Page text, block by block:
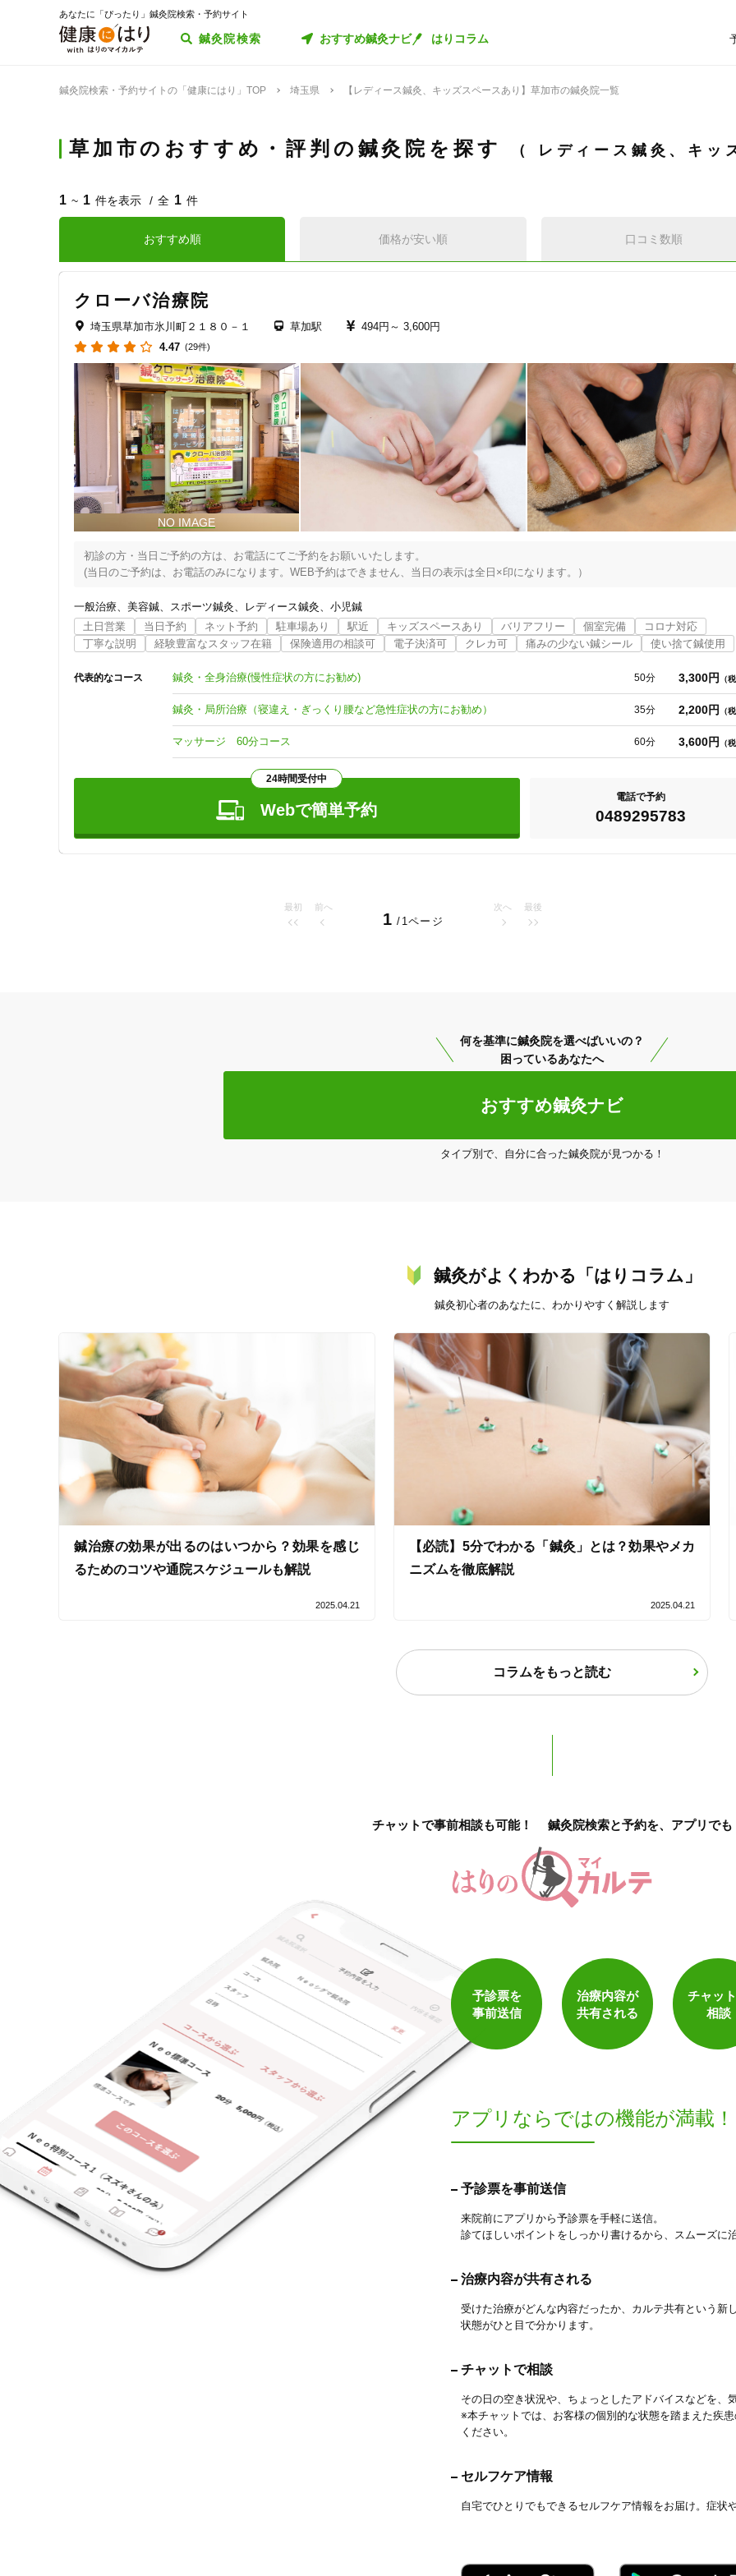
あなたに「ぴったり」鍼灸院検索・予約サイト
鍼灸院検索 おすすめ鍼灸ナビ はりコラム
鍼灸院検索・予約サイトの「健康にはり」TOP 埼玉県 【レディース鍼灸、キッズスペースあり】草加市の鍼灸院一覧
草加市のおすすめ・評判の鍼灸院を探す レディース鍼灸、キッ
設備の特徴
キッズスペースあり バリアフリー 個室完備
女性向けの特徴
女性スタッフ在籍
接客・サービスの特徴
コロナ対応 オンラインサポートあり 丁寧な説明
使い捨て鍼使用 トライアルコースあり
1 ~ 1 件を表示 全 1 件
おすすめ順 価格が安い順 口コミ数順
クローバ治療院
埼玉県草加市氷川町２１８０－１ 草加駅 494円～ 3,600円
4.47 (29件)
初診の方・当日ご予約の方は、お電話にてご予約をお願いいたします。
一般治療 美容鍼 スポーツ鍼灸 レディース鍼灸
小児鍼
土日営業
当日予約 ネット予約 駐車場あり 駅近 キッズスペースあり バリアフリー 個室完備
コロナ対応
丁寧な説明
経験豊富なスタッフ在籍 保険適用の相談可 電子決済可 クレカ可 痛みの少ない鍼シール 使い捨て鍼使用
代表的なコース 鍼灸・全身治療(慢性症状の方にお勧め) 50分 3,300円 （
鍼灸・局所治療（寝違え・ぎっくり腰など急性症状の方にお勧め） 35分 2,200円 （
マッサージ 60分コース 60分 3,600円 （
24時間受付中
Webで簡単予約
電話で予約
0489295783
最初 前へ
1 /1ページ
次へ 最後
「健康にはりを見た」
何を基準に鍼灸院を選べばいいの？
困っているあなたへ
おすすめ鍼灸ナビ
タイプ別で、自分に合った鍼灸院が見つかる！
鍼灸がよくわかる「はりコラム」
鍼灸初心者のあなたに、わかりやすく解説します
鍼治療の効果が出るのはいつから？効果を感じ
るためのコツや通院スケジュールも解説
2025.04.21
【必読】5分でわかる「鍼灸」とは？効果やメカ
ニズムを徹底解説
2025.04.21
コラムをもっと読む
チャットで事前相談も可能！ 鍼灸院検索と予約を、アプリでも
予診票を
事前送信
治療内容が
共有される
チャッ
相談
アプリならではの機能が満載！
予診票を事前送信
来院前にアプリから予診票を手軽に送信。
診てほしいポイントをしっかり書けるから、スムーズに
治療内容が共有される
受けた治療がどんな内容だったか、カルテ共有という
状態がひと目で分かります。
チャットで相談
その日の空き状況や、ちょっとしたアドバイスなどを、
※本チャットでは、お客様の個別的な状態を踏まえた疾
ください。
セルフケア情報
自宅でひとりでもできるセルフケア情報をお届け。症状